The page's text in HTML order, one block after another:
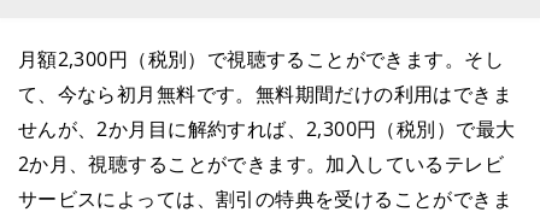
月額2,300円（税別）で視聴することができます。そし
て、今なら初月無料です。無料期間だけの利用はできま
せんが、2か月目に解約すれば、2,300円（税別）で最大
2か月、視聴することができます。加入しているテレビ
サービスによっては、割引の特典を受けることができま